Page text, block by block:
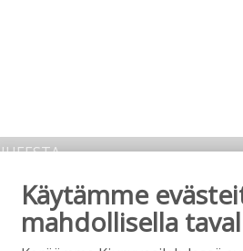
Onko Helsinki koko
Tilaajille
Vilho Ruotsalainen
Käytämme
mahdollisella